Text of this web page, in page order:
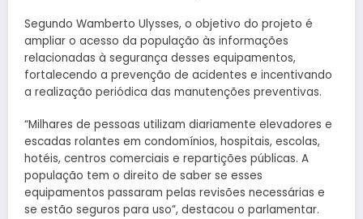
Segundo Wamberto Ulysses, o objetivo do projeto é
ampliar o acesso da população às informações
relacionadas à segurança desses equipamentos,
fortalecendo a prevenção de acidentes e incentivando
a realização periódica das manutenções preventivas.
“Milhares de pessoas utilizam diariamente elevadores e
escadas rolantes em condomínios, hospitais, escolas,
hotéis, centros comerciais e repartições públicas. A
população tem o direito de saber se esses
equipamentos passaram pelas revisões necessárias e
se estão seguros para uso”, destacou o parlamentar.